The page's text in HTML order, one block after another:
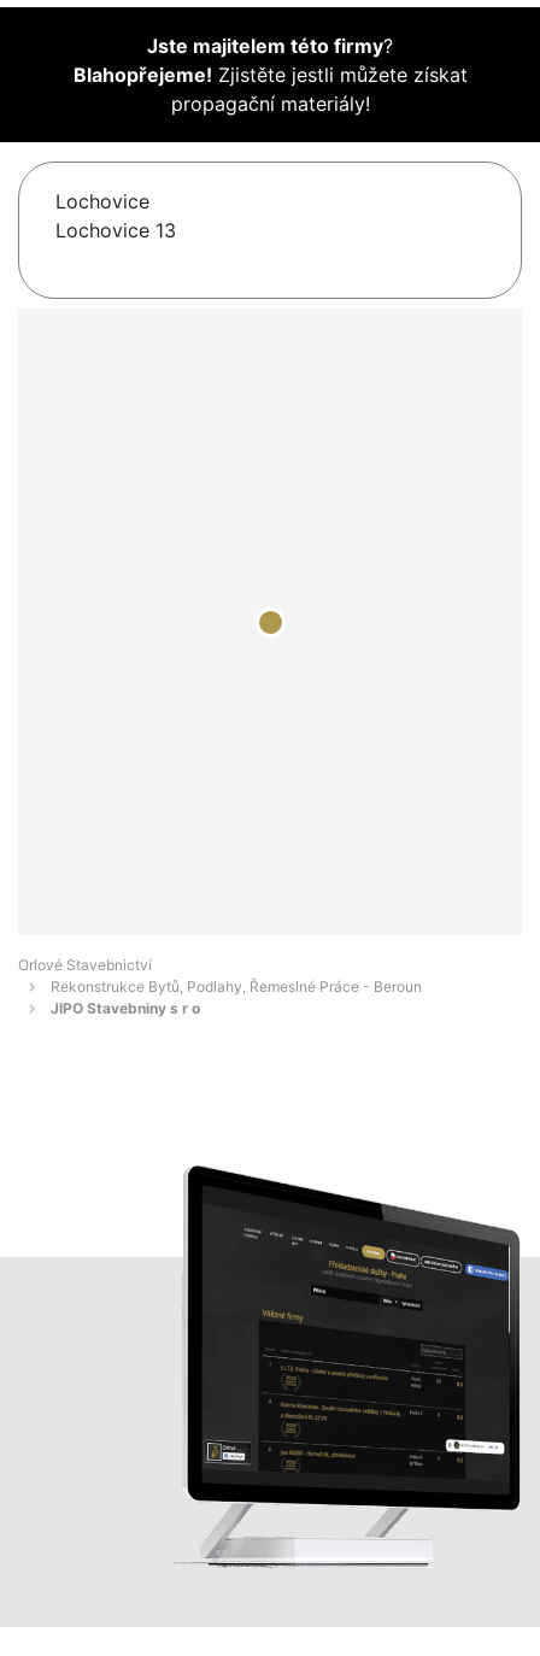
Jste majitelem této firmy?
Blahopřejeme! Zjistěte jestli můžete získat
propagační materiály!
Lochovice
Lochovice 13
Orlové Stavebnictví
Rekonstrukce Bytů, Podlahy, Řemeslné Práce - Beroun
JIPO Stavebniny s r o